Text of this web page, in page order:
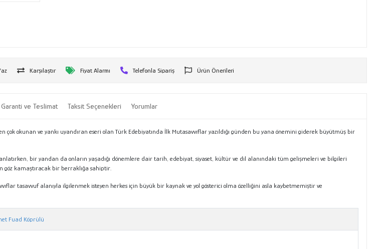
Karşılaştır Fiyat Alarmı Telefonla Sipariş Ürün Önerileri
Garanti ve Teslimat Taksit Seçenekleri Yorumlar
okunan ve yankı uyandıran eseri olan Türk Edebiyatında İlk Mutasavvıflar yazıldığı günden bu yana önemini giderek büyütmüş bir
bir yandan da onların yaşadığı dönemlere dair tarih, edebiyat, siyaset, kültür ve dil alanındaki tüm gelişmeleri ve bilgileri
göz kamaştıracak bir berraklığa sahiptir.
tasavvuf alanıyla ilgilenmek isteyen herkes için büyük bir kaynak ve yol gösterici olma özelliğini asla kaybetmemiştir ve
Fuad Köprülü